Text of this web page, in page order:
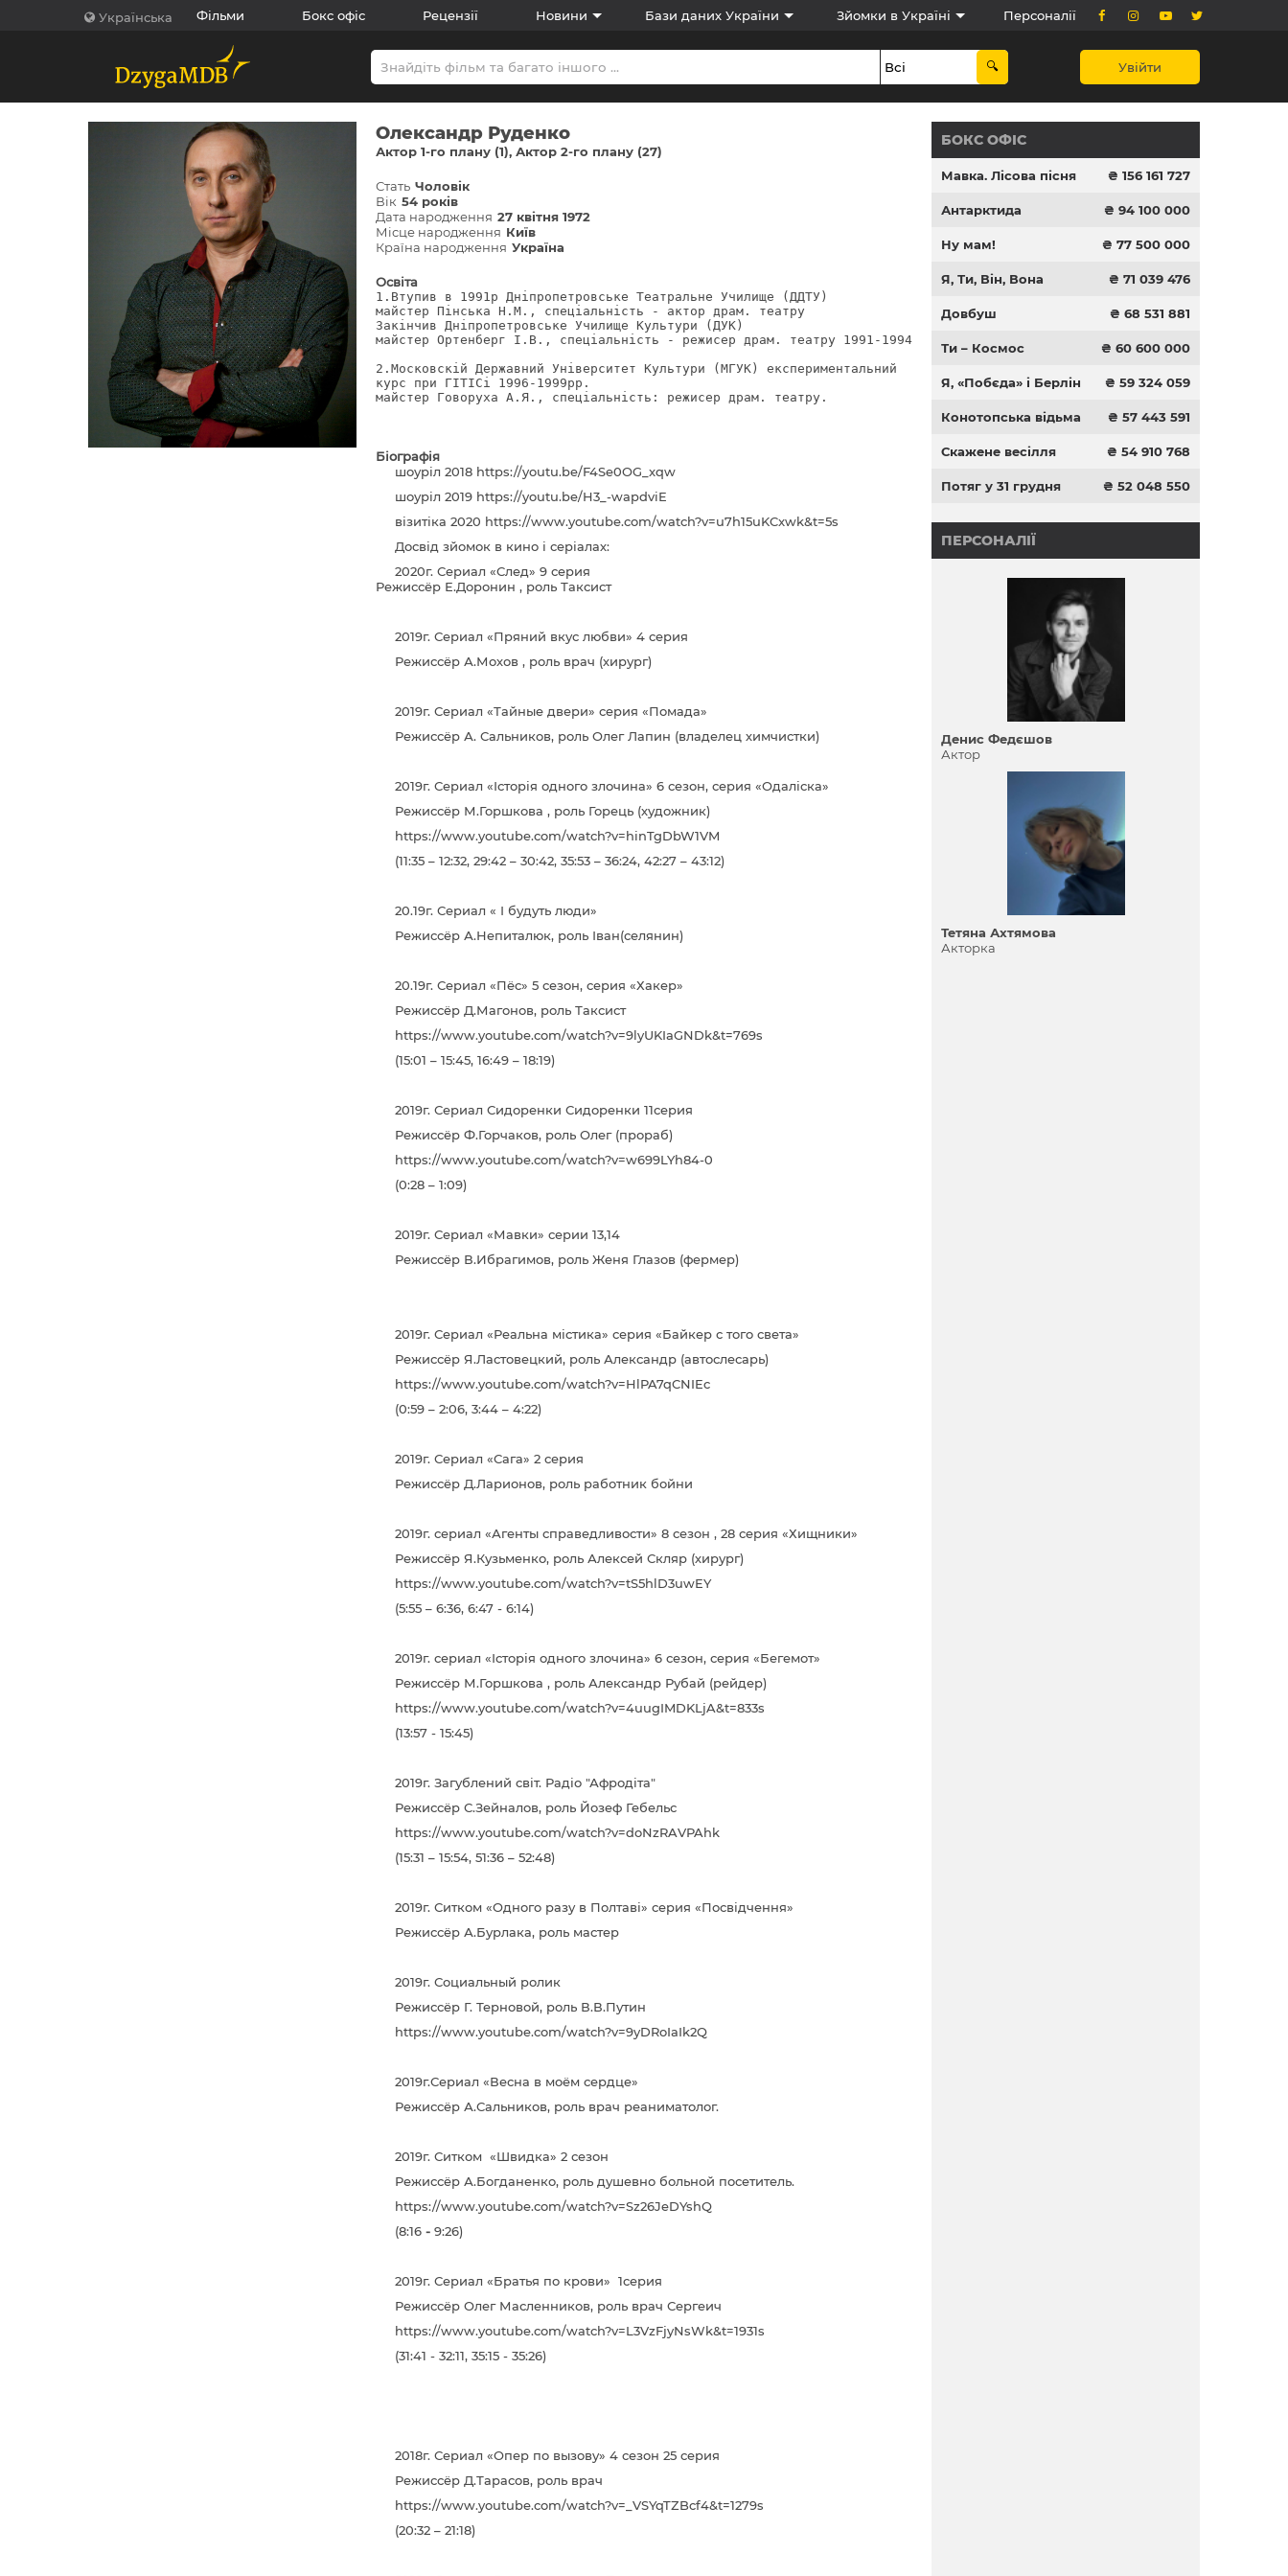
Українська Фільми Бокс офіс Рецензії Новини Бази даних України Зйомки в Україні Персоналії
Увійти
Олександр Руденко
Актор 1-го плану (1) Актор 2-го плану (27)
Стать Чоловік
Вік 54 років
Дата народження 27 квітня 1972
Місце народження Київ
Країна народження Україна
Освіта
1.Втупив в 1991р Дніпропетровське Театральне Училище (ДДТУ)
майстер Пінська Н.М., спеціальність - актор драм. театру
Закінчив Дніпропетровське Училище Культури (ДУК)
майстер Ортенберг І.В., спеціальність - режисер драм. театру 1991-1994рр.
2.Московскій Державний Університет Культури (МГУК) експериментальний
курс при ГІТІСі 1996-1999рр.
майстер Говоруха А.Я., спеціальність: режисер драм. театру.
Біографія
шоуріл 2018 https://youtu.be/F4Se0OG_xqw
шоуріл 2019 https://youtu.be/H3_-wapdviE
візитіка 2020 https://www.youtube.com/watch?v=u7h15uKCxwk&t=5s
Досвід зйомок в кино і серіалах:
2020г. Сериал «След» 9 серия
Режиссёр Е.Доронин , роль Таксист
2019г. Сериал «Пряний вкус любви» 4 серия
Режиссёр А.Мохов , роль врач (хирург)
2019г. Сериал «Тайные двери» серия «Помада»
Режиссёр А. Сальников, роль Олег Лапин (владелец химчистки)
2019г. Сериал «Історія одного злочина» 6 сезон, серия «Одаліска»
Режиссёр М.Горшкова , роль Горець (художник)
https://www.youtube.com/watch?v=hinTgDbW1VM
(11:35 – 12:32, 29:42 – 30:42, 35:53 – 36:24, 42:27 – 43:12)
20.19г. Сериал « І будуть люди»
Режиссёр А.Непиталюк, роль Іван(селянин)
20.19г. Сериал «Пёс» 5 сезон, серия «Хакер»
Режиссёр Д.Магонов, роль Таксист
https://www.youtube.com/watch?v=9lyUKIaGNDk&t=769s
(15:01 – 15:45, 16:49 – 18:19)
2019г. Сериал Сидоренки Сидоренки 11серия
Режиссёр Ф.Горчаков, роль Олег (прораб)
https://www.youtube.com/watch?v=w699LYh84-0
(0:28 – 1:09)
2019г. Сериал «Мавки» серии 13,14
Режиссёр В.Ибрагимов, роль Женя Глазов (фермер)
2019г. Сериал «Реальна містика» серия «Байкер с того света»
Режиссёр Я.Ластовецкий, роль Александр (автослесарь)
https://www.youtube.com/watch?v=HlPA7qCNIEc
(0:59 – 2:06, 3:44 – 4:22)
2019г. Сериал «Сага» 2 серия
Режиссёр Д.Ларионов, роль работник бойни
2019г. сериал «Агенты справедливости» 8 сезон , 28 серия «Хищники»
Режиссёр Я.Кузьменко, роль Алексей Скляр (хирург)
https://www.youtube.com/watch?v=tS5hlD3uwEY
(5:55 – 6:36, 6:47 - 6:14)
2019г. сериал «Історія одного злочина» 6 сезон, серия «Бегемот»
Режиссёр М.Горшкова , роль Александр Рубай (рейдер)
https://www.youtube.com/watch?v=4uugIMDKLjA&t=833s
(13:57 - 15:45)
2019г. Загублений світ. Радіо "Афродіта"
Режиссёр С.Зейналов, роль Йозеф Гебельс
https://www.youtube.com/watch?v=doNzRAVPAhk
(15:31 – 15:54, 51:36 – 52:48)
2019г. Ситком «Одного разу в Полтаві» серия «Посвідчення»
Режиссёр А.Бурлака, роль мастер
2019г. Социальный ролик
Режиссёр Г. Терновой, роль В.В.Путин
https://www.youtube.com/watch?v=9yDRoIaIk2Q
2019г.Сериал «Весна в моём сердце»
Режиссёр А.Сальников, роль врач реаниматолог.
2019г. Ситком «Швидка» 2 сезон
Режиссёр А.Богданенко, роль душевно больной посетитель.
https://www.youtube.com/watch?v=Sz26JeDYshQ
(8:16 - 9:26)
2019г. Сериал «Братья по крови» 1серия
Режиссёр Олег Масленников, роль врач Сергеич
https://www.youtube.com/watch?v=L3VzFjyNsWk&t=1931s
(31:41 - 32:11, 35:15 - 35:26)
2018г. Сериал «Опер по вызову» 4 сезон 25 серия
Режиссёр Д.Тарасов, роль врач
https://www.youtube.com/watch?v=_VSYqTZBcf4&t=1279s
(20:32 – 21:18)
БОКС ОФІС
Мавка. Лісова пісня ₴ 156 161 727
Антарктида ₴ 94 100 000
Ну мам! ₴ 77 500 000
Я, Ти, Він, Вона ₴ 71 039 476
Довбуш ₴ 68 531 881
Ти – Космос ₴ 60 600 000
Я, «Побєда» і Берлін ₴ 59 324 059
Конотопська відьма ₴ 57 443 591
Скажене весілля ₴ 54 910 768
Потяг у 31 грудня ₴ 52 048 550
ПЕРСОНАЛІЇ
Денис Федєшов
Актор
Тетяна Ахтямова
Акторка